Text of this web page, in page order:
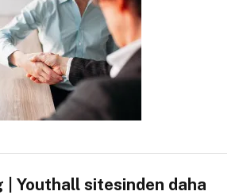
| Youthall sitesinden daha